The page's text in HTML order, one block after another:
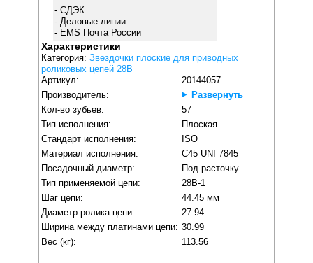
- СДЭК
- Деловые линии
- EMS Почта России
Характеристики
Категория:Звездочки плоские для приводных
роликовых цепей 28B
Артикул:
20144057
Производитель:
Развернуть
Кол-во зубьев:
57
Тип исполнения:
Плоская
Стандарт исполнения:
ISO
Материал исполнения:
C45 UNI 7845
Посадочный диаметр:
Под расточку
Тип применяемой цепи:
28B-1
Шаг цепи:
44.45 мм
Диаметр ролика цепи:
27.94
Ширина между платинами цепи: 30.99
Вес (кг):
113.56